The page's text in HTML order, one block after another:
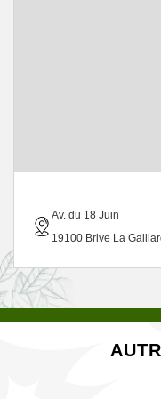
Av. du 18 Juin
19100 Brive La